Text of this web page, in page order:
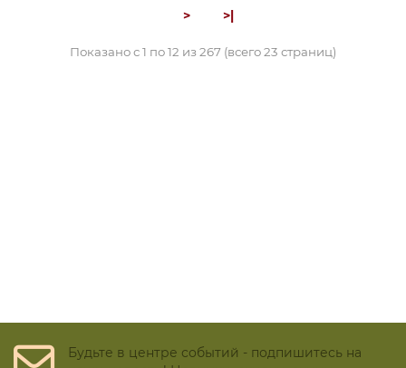
> >|
Показано с 1 по 12 из 267 (всего 23 страниц)
Будьте в центре событий - подпишитесь на